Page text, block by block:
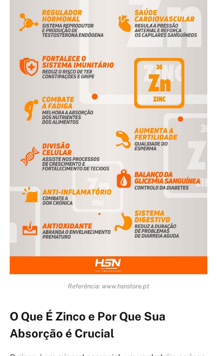
Referência: www.hsnstore.pt
O Que É Zinco e Por Que Sua
Absorção é Crucial